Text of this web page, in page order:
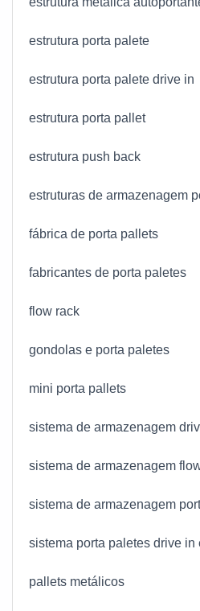
estrutura porta palete
estrutura porta palete drive in
estrutura porta pallet
estrutura push back
estruturas de armazenagem
fábrica de porta pallets
fabricantes de porta paletes
flow rack
gondolas e porta paletes
mini porta pallets
sistema de armazenagem
sistema de armazenagem
sistema de armazenagem
sistema porta paletes drive in
pallets metálicos